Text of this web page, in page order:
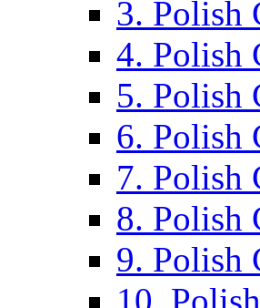
3. Polish
4. Polish
5. Polish
6. Polish
7. Polish
8. Polish
9. Polish
10.